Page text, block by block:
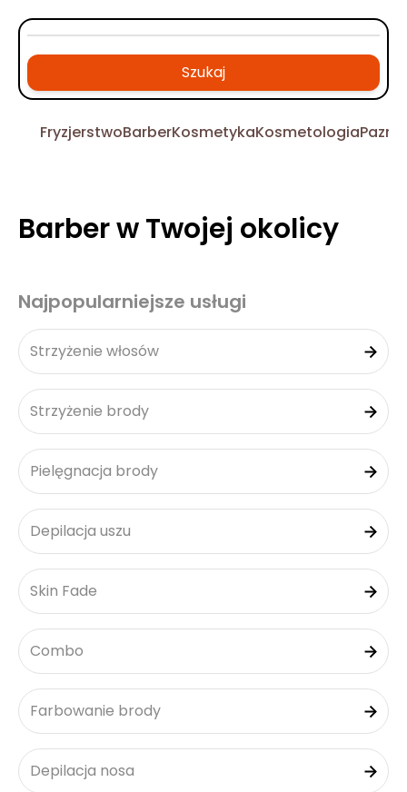
Szukaj
FryzjerstwoBarberKosmetykaKosmetologia
Barber w Twojej okolicy
Najpopularniejsze usługi
Strzyżenie włosów
Strzyżenie brody
Pielęgnacja brody
Depilacja uszu
Skin Fade
Combo
Farbowanie brody
Depilacja nosa